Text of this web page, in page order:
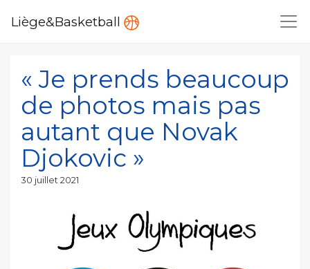
Liège&Basketball
« Je prends beaucoup
de photos mais pas
autant que Novak
Djokovic »
Publié
30 juillet 2021